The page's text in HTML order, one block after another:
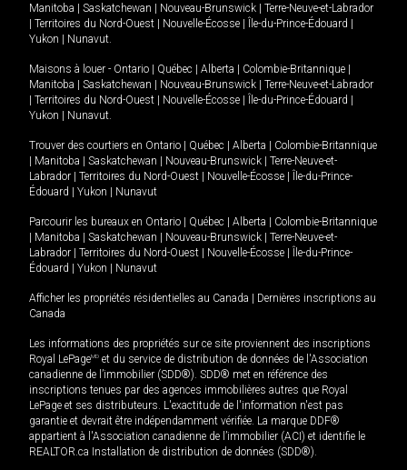
Manitoba | Saskatchewan | Nouveau-Brunswick | Terre-Neuve-et-Labrador
| Territoires du Nord-Ouest | Nouvelle-Écosse | Île-du-Prince-Édouard |
Yukon | Nunavut
Maisons à louer - Ontario | Québec | Alberta | Colombie-Britannique |
Manitoba | Saskatchewan | Nouveau-Brunswick | Terre-Neuve-et-Labrador
| Territoires du Nord-Ouest | Nouvelle-Écosse | Île-du-Prince-Édouard |
Yukon | Nunavut
Trouver des courtiers en Ontario | Québec | Alberta | Colombie-Britannique
| Manitoba | Saskatchewan | Nouveau-Brunswick | Terre-Neuve-et-
Labrador | Territoires du Nord-Ouest | Nouvelle-Écosse | Île-du-Prince-
Édouard | Yukon | Nunavut
Parcourir les bureaux en Ontario | Québec | Alberta | Colombie-Britannique
| Manitoba | Saskatchewan | Nouveau-Brunswick | Terre-Neuve-et-
Labrador | Territoires du Nord-Ouest | Nouvelle-Écosse | Île-du-Prince-
Édouard | Yukon | Nunavut
Afficher les propriétés résidentielles au Canada | Dernières inscriptions au
Canada
Les informations des propriétés sur ce site proviennent des inscriptions
Royal LePageMD et du service de distribution de données de l'Association
canadienne de l’immobilier (SDD®). SDD® met en référence des
inscriptions tenues par des agences immobilières autres que Royal
LePage et ses distributeurs. L'exactitude de l'information n'est pas
garantie et devrait être indépendamment vérifiée. La marque DDF®
appartient à l'Association canadienne de l’immobilier (ACI) et identifie le
REALTOR.ca Installation de distribution de données (SDD®).